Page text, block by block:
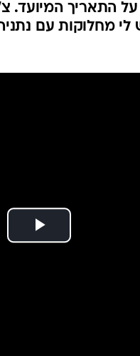
התאריך המיועד.
מחלוקות עם